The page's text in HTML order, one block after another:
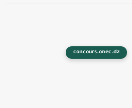
concours.onec.dz